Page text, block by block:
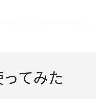
てみた